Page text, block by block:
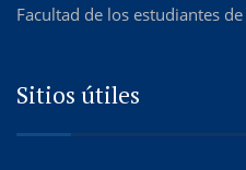
Facultad de los estudiantes
Sitios útiles